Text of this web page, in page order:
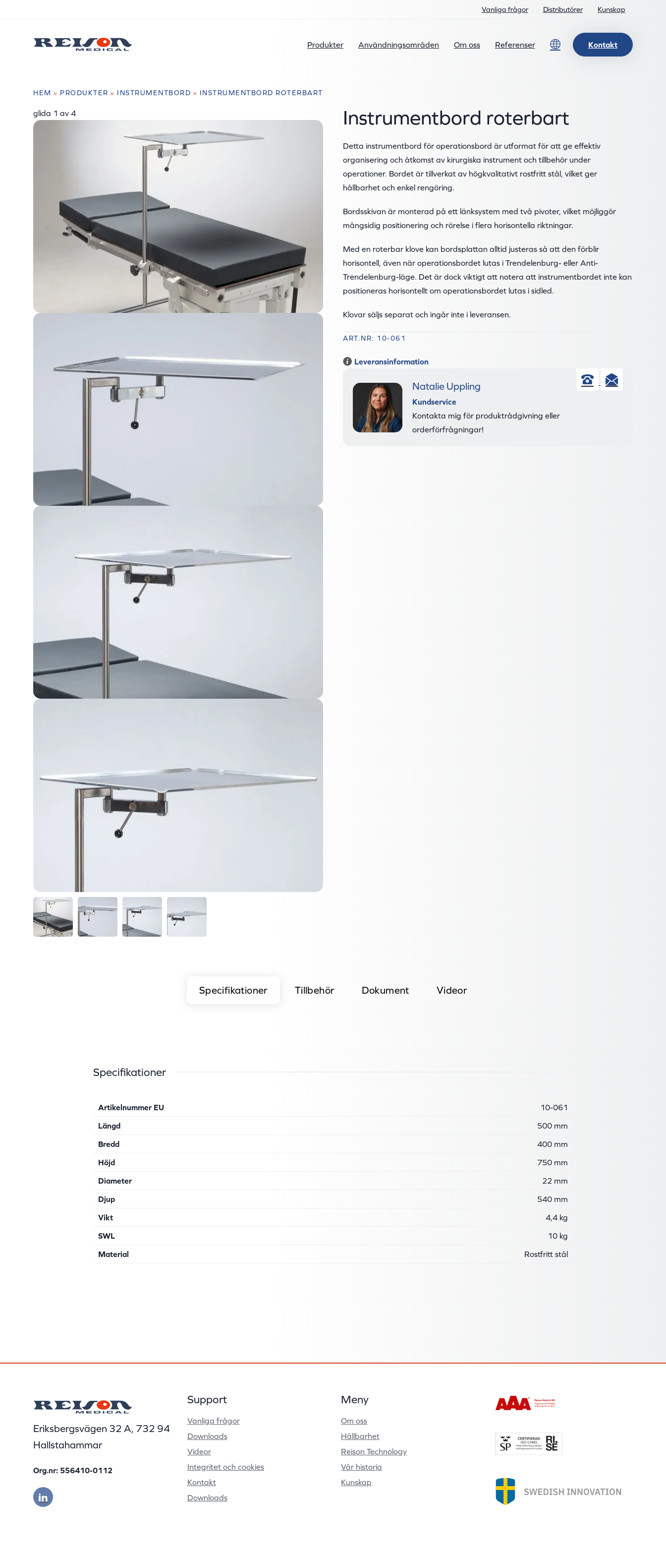
Vanliga frågor Distributörer Kunskap
Produkter Användningsområden Om oss Referenser Lang Kontakt
HEM » PRODUKTER » INSTRUMENTBORD » INSTRUMENTBORD ROTERBART
glida 2 av 4 Instrumentbord roterbart
Detta instrumentbord för operationsbord är utformat för att ge effektiv
organisering och åtkomst av kirurgiska instrument och tillbehör under
operationer. Bordet är tillverkat av högkvalitativt rostfritt stål, vilket ger
hållbarhet och enkel rengöring.
Bordsskivan är monterad på ett länksystem med två pivoter, vilket möjliggör
mångsidig positionering och rörelse i flera horisontella riktningar.
Med en roterbar klove kan bordsplattan alltid justeras så att den förblir
horisontell, även när operationsbordet lutas i Trendelenburg- eller Anti-
Trendelenburg-läge. Det är dock viktigt att notera att instrumentbordet inte kan
positioneras horisontellt om operationsbordet lutas i sidled.
Klovar säljs separat och ingår inte i leveransen.
ART.NR: 10-061
Leveransinformation
Telefon
Natalie Uppling
Kundservice
Kontakta mig för produktrådgivning eller
orderförfrågningar!
Specifikationer Tillbehör Dokument Videor
Specifikationer
Artikelnummer EU 10-061
Längd 500 mm
Bredd 400 mm
Höjd 750 mm
Diameter 22 mm
Djup 540 mm
Vikt 4,4 kg
SWL 10 kg
Material Rostfritt stål
Eriksbergsvägen 32 A, 732 94
Hallstahammar
Org.nr: 556410-0112
Support
Vanliga frågor
Downloads
Videor
Integritet och cookies
Kontakt
Downloads
Meny
Om oss
Hållbarhet
Reison Technology
Vår historia
Kunskap